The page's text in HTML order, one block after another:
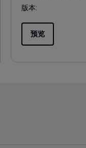
版本:
预览